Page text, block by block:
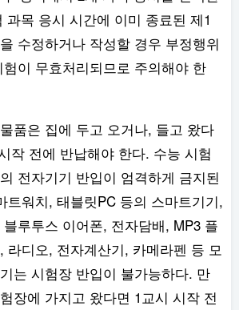
과목 응시 시간에 이미 종료된 제1
수정하거나 작성할 경우 부정행위
이 무효처리되므로 주의해야 한
품은 집에 두고 오거나, 들고 왔다
작 전에 반납해야 한다. 수능 시험
전자기기 반입이 엄격하게 금지된
트워치, 태블릿PC 등의 스마트기기,
루투스 이어폰, 전자담배, MP3 플
라디오, 전자계산기, 카메라펜 등 모
는 시험장 반입이 불가능하다. 만
장에 가지고 왔다면 1교시 시작 전